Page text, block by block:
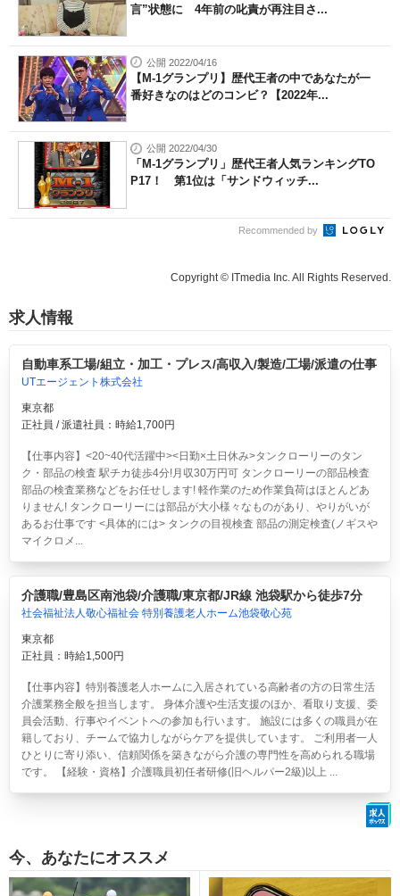
言”状態に 4年前の叱責が再注目さ...
公開 2022/04/16
【M-1グランプリ】歴代王者の中であなたが一
番好きなのはどのコンビ？【2022年...
公開 2022/04/30
「M-1グランプリ」歴代王者人気ランキングTO
P17！ 第1位は「サンドウィッチ...
Recommended by
Copyright © ITmedia Inc. All Rights Reserved.
求人情報
自動車系工場/組立・加工・プレス/高収入/製造/工場/派遣の仕事
UTエージェント株式会社
東京都
正社員 / 派遣社員：時給1,700円
【仕事内容】<20~40代活躍中><日勤×土日休み>タンクローリーのタン
ク・部品の検査 駅チカ徒歩4分!月収30万円可 タンクローリーの部品検査
部品の検査業務などをお任せします! 軽作業のため作業負荷はほとんどあ
りません! タンクローリーには部品が大小様々なものがあり、やりがいが
あるお仕事です <具体的には> タンクの目視検査 部品の測定検査(ノギスや
マイクロメ...
介護職/豊島区南池袋/介護職/東京都/JR線 池袋駅から徒歩7分
社会福祉法人敬心福祉会 特別養護老人ホーム池袋敬心苑
東京都
正社員：時給1,500円
【仕事内容】特別養護老人ホームに入居されている高齢者の方の日常生活
介護業務全般を担当します。 身体介護や生活支援のほか、看取り支援、委
員会活動、行事やイベントへの参加も行います。 施設には多くの職員が在
籍しており、チームで協力しながらケアを提供しています。 ご利用者一人
ひとりに寄り添い、信頼関係を築きながら介護の専門性を高められる職場
です。 【経験・資格】介護職員初任者研修(旧ヘルパー2級)以上 ...
今、あなたにオススメ